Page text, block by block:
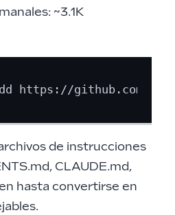
~3.1K
de instrucciones
CLAUDE.md,
hasta convertirse en